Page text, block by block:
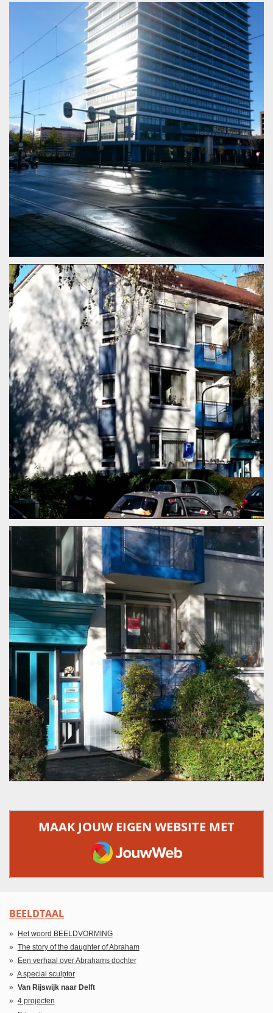
MAAK JOUW EIGEN WEBSITE MET
JOUWWEB
BEELDTAAL
Het woord BEELDVORMING
The story of the daughter of Abraham
Een verhaal over Abrahams dochter
A special sculptor
Van Rijswijk naar Delft
4 projecten